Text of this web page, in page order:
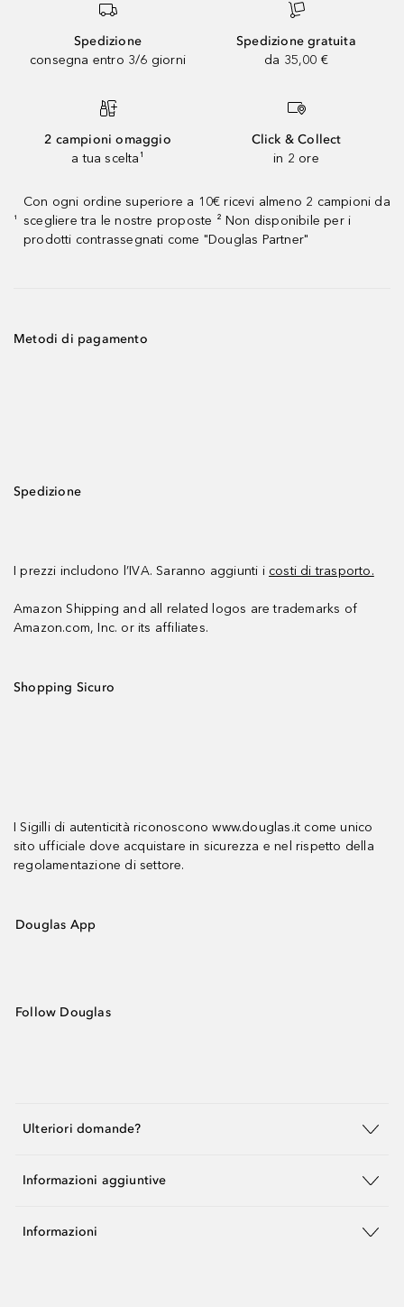
Spedizione
consegna entro 3/6 giorni
Spedizione gratuita
da 35,00 €
2 campioni omaggio
a tua scelta¹
Click & Collect
in 2 ore
¹
Con ogni ordine superiore a 10€ ricevi almeno 2 campioni da
scegliere tra le nostre proposte ² Non disponibile per i
prodotti contrassegnati come "Douglas Partner"
Metodi di pagamento
Spedizione
I prezzi includono l’IVA. Saranno aggiunti i costi di trasporto.
Amazon Shipping and all related logos are trademarks of
Amazon.com, Inc. or its affiliates.
Shopping Sicuro
I Sigilli di autenticità riconoscono www.douglas.it come unico
sito ufficiale dove acquistare in sicurezza e nel rispetto della
regolamentazione di settore.
Douglas App
Follow Douglas
Ulteriori domande?
Informazioni aggiuntive
Informazioni